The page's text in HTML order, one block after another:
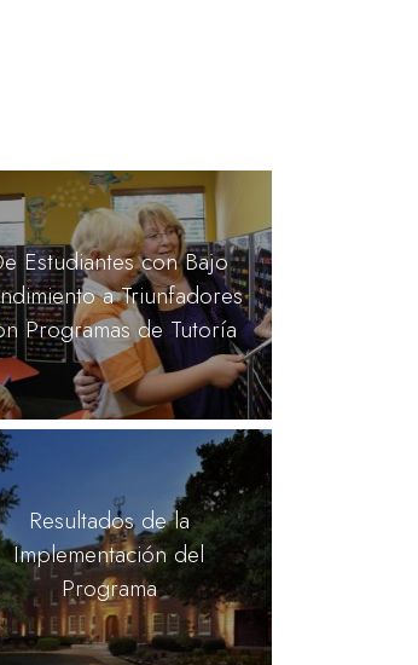
Estudiantes con Bajo
a Triunfadores
Programas de Tutoría
Resultados de la
Implementación del
Programa